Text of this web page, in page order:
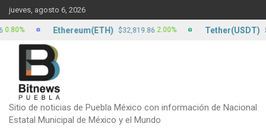
Skip
to
content
jueves, agosto 6, 2026
Sitio de noticias de Puebla México con información de Nacional
Estatal Municipal de México y el Mundo
Ethereum(ETH) $32,819.86 2.00% Tether(USDT) $17.24